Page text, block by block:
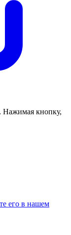
Нажимая кнопку,
его в нашем